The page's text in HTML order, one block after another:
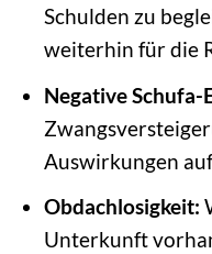
Schulden zu
weiterhin für die
Negative Schufa-
Auswirkungen
Obdachlosigkeit:
Unterkunft